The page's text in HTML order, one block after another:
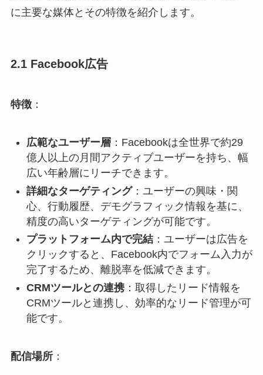
に主要な媒体とその特徴を紹介します。
2.1 Facebook広告
特徴：
広範なユーザー層：​Facebookは全世界で約29
億人以上の月間アクティブユーザーを持ち、幅
広い年齢層にリーチできます。​
詳細なターゲティング：​ユーザーの興味・関
心、行動履歴、デモグラフィック情報を基に、
精度の高いターゲティングが可能です。​
プラットフォーム内で完結：​ユーザーは広告を
クリックすると、Facebook内でフォーム入力が
完了するため、離脱率を低減できます。​
CRMツールとの連携：​取得したリード情報を
CRMツールと連携し、効率的なリード管理が可
能です。​
配信場所：